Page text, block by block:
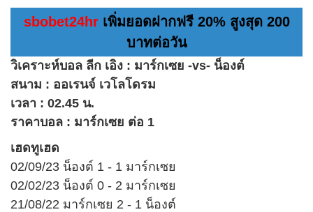
sbobet24hrเพิ่มยอดฝากฟรี 20% สูงสุด 200
บาทต่อวัน
วิเคราะห์บอล ลีก เอิง : มาร์กเซย -vs- น็องต์
สนาม : ออเรนจ์ เวโลโดรม
เวลา : 02.45 น.
ราคาบอล : มาร์กเซย ต่อ 1
เฮดทูเฮด
02/09/23 น็องต์ 1 - 1 มาร์กเซย
02/02/23 น็องต์ 0 - 2 มาร์กเซย
21/08/22 มาร์กเซย 2 - 1 น็องต์